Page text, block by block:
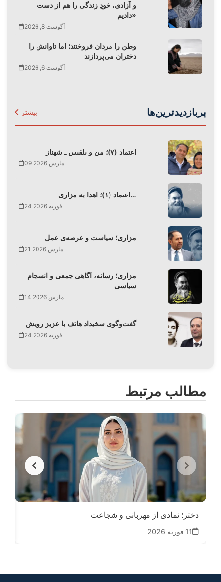
و آزادی، خودِ زندگی را هم از دست
دادیم»
آگوست 8, 2026
وطن را مردان فروختند؛ اما تاوانش را
دختران می‌پردازند
آگوست 6, 2026
پربازدیدترین‌ها بیشتر
اعتماد (۷)؛ من و بلقیس ـ شهناز
09 مارس 2026
اعتماد (۱)؛ اهدا به مزاری…
24 فوریه 2026
مزاری؛ سیاست و عرصه‌ی عمل
21 مارس 2026
مزاری؛ رسانه، آگاهی جمعی و انسجام
سیاسی
14 مارس 2026
گفت‌وگوی سخیداد هاتف با عزیز رویش
24 فوریه 2026
مطالب مرتبط
دختر؛ نمادی از مهربانی و شجاعت
11 فوریه 2026